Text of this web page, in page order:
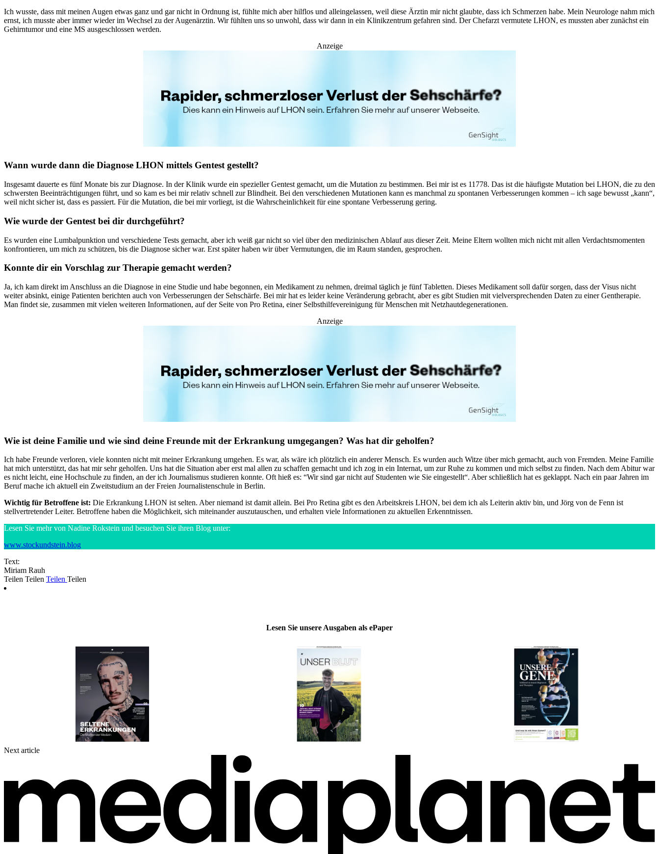
Ich wusste, dass mit meinen Augen etwas ganz und gar nicht in Ordnung ist, fühlte mich aber hilflos und alleingelassen, weil diese Ärztin mir nicht glaubte, dass ich Schmerzen habe. Mein Neurologe nahm mich
ernst, ich musste aber immer wieder im Wechsel zu der Augenärztin. Wir fühlten uns so unwohl, dass wir dann in ein Klinikzentrum gefahren sind. Der Chefarzt vermutete LHON, es mussten aber zunächst ein
Gehirntumor und eine MS ausgeschlossen werden.
Anzeige
Wann wurde dann die Diagnose LHON mittels Gentest gestellt?
Insgesamt dauerte es fünf Monate bis zur Diagnose. In der Klinik wurde ein spezieller Gentest gemacht, um die Mutation zu bestimmen. Bei mir ist es 11778. Das ist die häufigste Mutation bei LHON, die zu den
schwersten Beeinträchtigungen führt, und so kam es bei mir relativ schnell zur Blindheit. Bei den verschiedenen Mutationen kann es manchmal zu spontanen Verbesserungen kommen – ich sage bewusst „kann“,
weil nicht sicher ist, dass es passiert. Für die Mutation, die bei mir vorliegt, ist die Wahrscheinlichkeit für eine spontane Verbesserung gering.
Wie wurde der Gentest bei dir durchgeführt?
Es wurden eine Lumbalpunktion und verschiedene Tests gemacht, aber ich weiß gar nicht so viel über den medizinischen Ablauf aus dieser Zeit. Meine Eltern wollten mich nicht mit allen Verdachtsmomenten
konfrontieren, um mich zu schützen, bis die Diagnose sicher war. Erst später haben wir über Vermutungen, die im Raum standen, gesprochen.
Konnte dir ein Vorschlag zur Therapie gemacht werden?
Ja, ich kam direkt im Anschluss an die Diagnose in eine Studie und habe begonnen, ein Medikament zu nehmen, dreimal täglich je fünf Tabletten. Dieses Medikament soll dafür sorgen, dass der Visus nicht
weiter absinkt, einige Patienten berichten auch von Verbesserungen der Sehschärfe. Bei mir hat es leider keine Veränderung gebracht, aber es gibt Studien mit vielversprechenden Daten zu einer Gentherapie.
Man findet sie, zusammen mit vielen weiteren Informationen, auf der Seite von Pro Retina, einer Selbsthilfevereinigung für Menschen mit Netzhautdegenerationen.
Anzeige
Wie ist deine Familie und wie sind deine Freunde mit der Erkrankung umgegangen? Was hat dir geholfen?
Ich habe Freunde verloren, viele konnten nicht mit meiner Erkrankung umgehen. Es war, als wäre ich plötzlich ein anderer Mensch. Es wurden auch Witze über mich gemacht, auch von Fremden. Meine Familie
hat mich unterstützt, das hat mir sehr geholfen. Uns hat die Situation aber erst mal allen zu schaffen gemacht und ich zog in ein Internat, um zur Ruhe zu kommen und mich selbst zu finden. Nach dem Abitur war
es nicht leicht, eine Hochschule zu finden, an der ich Journalismus studieren konnte. Oft hieß es: “Wir sind gar nicht auf Studenten wie Sie eingestellt“. Aber schließlich hat es geklappt. Nach ein paar Jahren im
Beruf mache ich aktuell ein Zweitstudium an der Freien Journalistenschule in Berlin.
Wichtig für Betroffene ist: Die Erkrankung LHON ist selten. Aber niemand ist damit allein. Bei Pro Retina gibt es den Arbeitskreis LHON, bei dem ich als Leiterin aktiv bin, und Jörg von de Fenn ist
stellvertretender Leiter. Betroffene haben die Möglichkeit, sich miteinander auszutauschen, und erhalten viele Informationen zu aktuellen Erkenntnissen.
Lesen Sie mehr von Nadine Rokstein und besuchen Sie ihren Blog unter:
www.stockundstein.blog
Text:
Miriam Rauh
Teilen Teilen Teilen Teilen
Lesen Sie unsere Ausgaben als ePaper
Next article